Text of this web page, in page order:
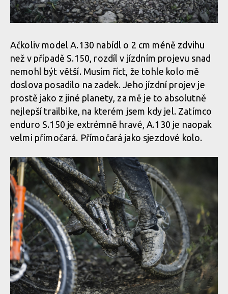
Ačkoliv model A.130 nabídl o 2 cm méně zdvihu
než v případě S.150, rozdíl v jízdním projevu snad
nemohl být větší. Musím říct, že tohle kolo mě
doslova posadilo na zadek. Jeho jízdní projev je
prostě jako z jiné planety, za mě je to absolutně
nejlepší trailbike, na kterém jsem kdy jel. Zatímco
enduro S.150 je extrémně hravé, A.130 je naopak
velmi přímočará. Přímočará jako sjezdové kolo.